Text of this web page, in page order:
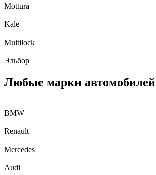
Mottura
Kale
Multilock
Эльбор
Любые марки автомобилей
BMW
Renault
Mercedes
Audi